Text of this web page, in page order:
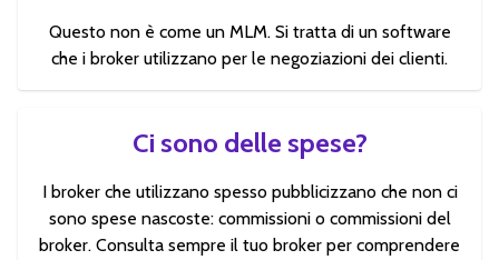
Questo non è come un MLM. Si tratta di un software
che i broker utilizzano per le negoziazioni dei clienti.
Ci sono delle spese?
I broker che utilizzano spesso pubblicizzano che non ci
sono spese nascoste: commissioni o commissioni del
broker. Consulta sempre il tuo broker per comprendere